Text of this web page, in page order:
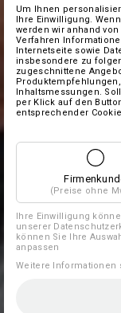
Um Ihnen
Ihre Einwilligung.
werden wir anhand
Verfahren
Internetseite sowie
insbesondere zu
zugeschnittene
Inhaltsmessungen.
per Klick auf den
entsprechender
(Preise ohne
Ihre Einwilligung
unserer
können Sie Ihre
anpassen
Weitere Informationen